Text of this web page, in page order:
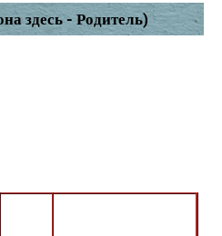
здесь - Родитель)